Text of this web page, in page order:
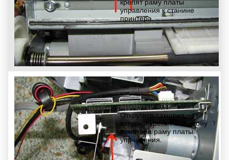
управления к станине
принтера.
Открутите саморез,
который крепит к поддону
принтера раму платы
управления.